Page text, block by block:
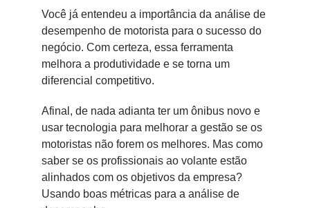
Você já entendeu a importância da análise de
desempenho de motorista para o sucesso do
negócio. Com certeza, essa ferramenta
melhora a produtividade e se torna um
diferencial competitivo.
Afinal, de nada adianta ter um ônibus novo e
usar tecnologia para melhorar a gestão se os
motoristas não forem os melhores. Mas como
saber se os profissionais ao volante estão
alinhados com os objetivos da empresa?
Usando boas métricas para a análise de